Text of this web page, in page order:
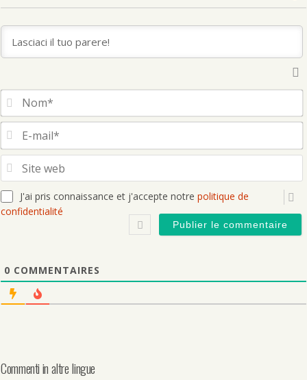
J'ai pris connaissance et j'accepte notre politique de
confidentialité
0 COMMENTAIRES
Commenti in altre lingue